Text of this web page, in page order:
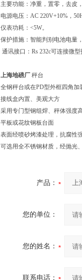
主要功能：净重，置零，去皮
电源电压：AC 220V+10%，
仪表功耗：<5W。
保护措施：智能判别电池电量
通讯接口：Rs 232c可连接微
上海地磅厂 秤台
全钢秤台或在PD型外框四角加
接线盒内置、美观大方
采用专门型钢组焊、秤体强度
平板或花纹钢板台面
表面经喷砂烤漆处理，抗腐性
可选用全不锈钢材质，经抛光
产品：
您的单位：
您的姓名：
联系电话：